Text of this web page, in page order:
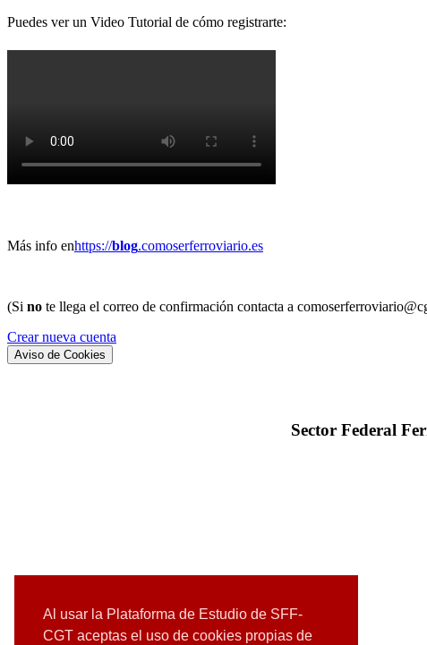
Al usar la Plataforma de Estudio de SFF-
CGT aceptas el uso de cookies propias de
Puedes ver un Video Tutorial de cómo registrarte:
Más info enhttps://blog.comoserferroviario.es
(Si no te llega el correo de confirmación contacta a
Crear nueva cuenta
Aviso de Cookies
Sector Federal